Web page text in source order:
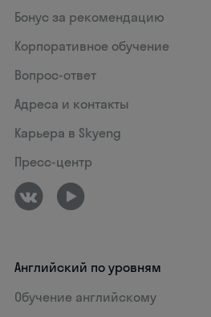
Бонус за рекомендацию
Корпоративное обучение
Вопрос-ответ
Адреса и контакты
Карьера в Skyeng
Пресс-центр
Английский по уровням
Обучение английскому